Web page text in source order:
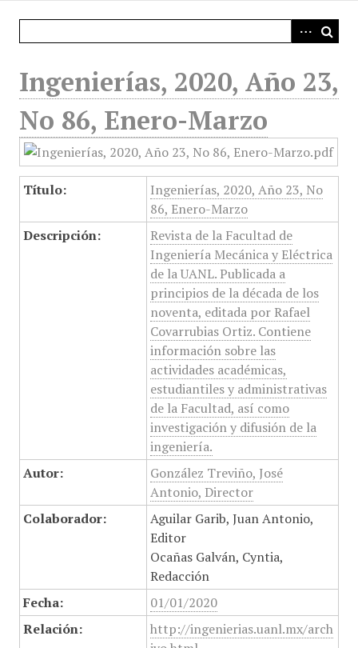
Ingenierías, 2020, Año 23,
No 86, Enero-Marzo
Título:
Ingenierías, 2020, Año 23, No
86, Enero-Marzo
Descripción:
Revista de la Facultad de
Ingeniería Mecánica y Eléctrica
de la UANL. Publicada a
principios de la década de los
noventa, editada por Rafael
Covarrubias Ortiz. Contiene
información sobre las
actividades académicas,
estudiantiles y administrativas
de la Facultad, así como
investigación y difusión de la
ingeniería.
Autor:
González Treviño, José
Antonio, Director
Colaborador:
Aguilar Garib, Juan Antonio,
Editor
Ocañas Galván, Cyntia,
Redacción
Fecha:
01/01/2020
Relación:
http://ingenierias.uanl.mx/arch